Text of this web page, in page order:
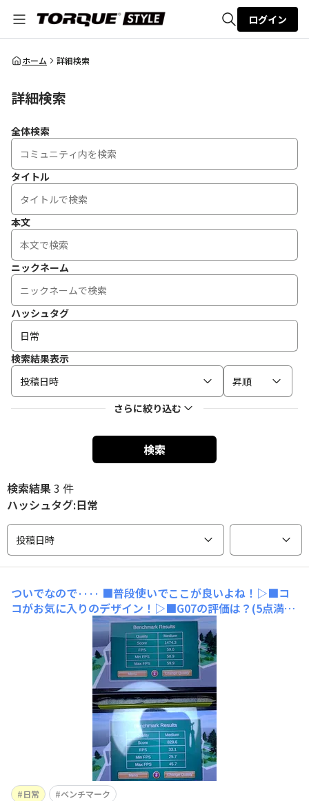
全体検索
ログイン
ホーム 詳細検索
詳細検索
全体検索
タイトル
本文
ニックネーム
ハッシュタグ
検索結果表示
投稿日時
昇順
さらに絞り込む
検索
検索結果3 件
ハッシュタグ:日常
投稿日時
ついでなので···· ■普段使いでここが良いよね！▷■コ
コがお気に入りのデザイン！▷■G07の評価は？(5点満
点)▷⭐⭐⭐⭐⭐▷理由： ついでになりますが、3Dベンチを
まわしてみました。私は、スマホではゲームをしません
が、格闘系とか戦闘系とかを楽しまれて居る方は、参考に
してください。下は5Gで上はG07です■G07を一言
日常
ベンチマーク